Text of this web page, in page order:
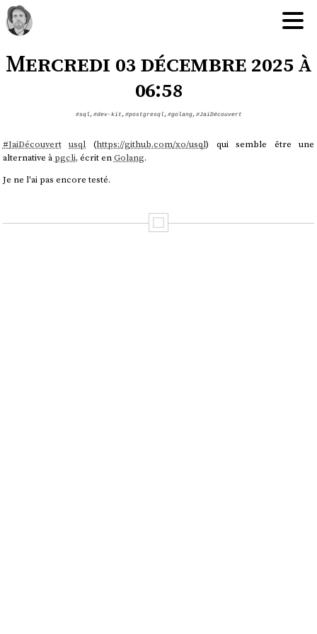
Mercredi 03 décembre 2025 à
06:58
#sql, #dev-kit, #postgresql, #golang, #JaiDécouvert
#JaiDécouvert usql (https://github.com/xo/usql) qui semble être une
alternative à pgcli, écrit enGolang.
Je ne l'ai pas encore testé.